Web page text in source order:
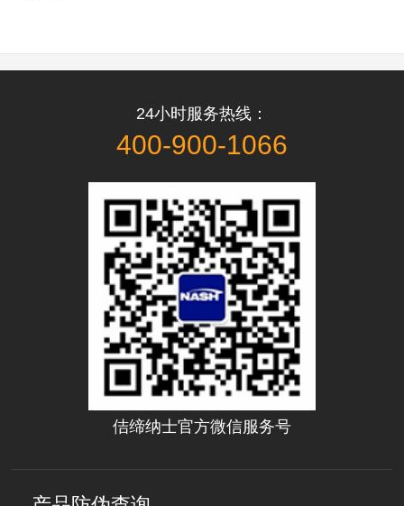
24小时服务热线：
400-900-1066
佶缔纳士官方微信服务号